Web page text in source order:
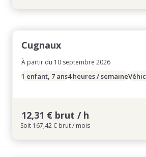
Cugnaux
À partir du 10 septembre 2026
1 enfant, 7 ans4 heures / semaine
12,31 € brut / h
Soit 167,42 € brut / mois